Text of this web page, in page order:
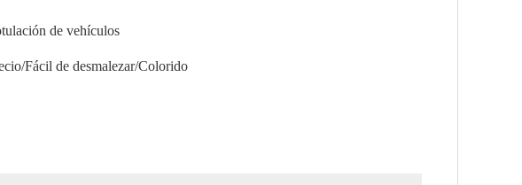
de vehículos
Fácil de desmalezar/Colorido